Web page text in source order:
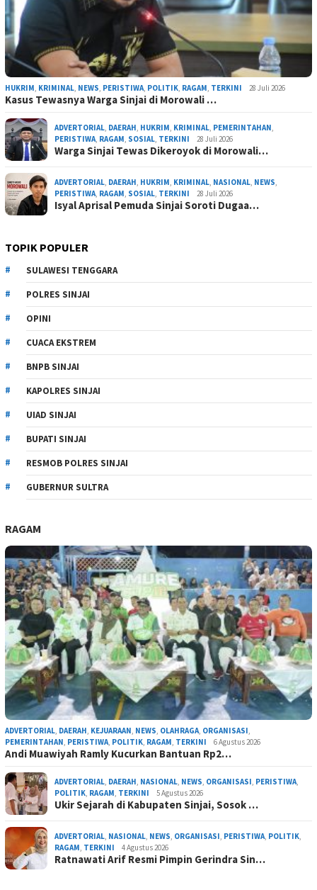
HUKRIM, KRIMINAL, NEWS, PERISTIWA, POLITIK, RAGAM, TERKINI 28 Juli 2026
Kasus Tewasnya Warga Sinjai di Morowali …
ADVERTORIAL, DAERAH, HUKRIM, KRIMINAL, PEMERINTAHAN,
PERISTIWA, RAGAM, SOSIAL, TERKINI 28 Juli 2026
Warga Sinjai Tewas Dikeroyok di Morowali…
ADVERTORIAL, DAERAH, HUKRIM, KRIMINAL, NASIONAL, NEWS,
PERISTIWA, RAGAM, SOSIAL, TERKINI 28 Juli 2026
Isyal Aprisal Pemuda Sinjai Soroti Dugaa…
TOPIK POPULER
SULAWESI TENGGARA
POLRES SINJAI
OPINI
CUACA EKSTREM
BNPB SINJAI
KAPOLRES SINJAI
UIAD SINJAI
BUPATI SINJAI
RESMOB POLRES SINJAI
GUBERNUR SULTRA
RAGAM
ADVERTORIAL, DAERAH, KEJUARAAN, NEWS, OLAHRAGA, ORGANISASI,
PEMERINTAHAN, PERISTIWA, POLITIK, RAGAM, TERKINI 6 Agustus 2026
Andi Muawiyah Ramly Kucurkan Bantuan Rp2…
ADVERTORIAL, DAERAH, NASIONAL, NEWS, ORGANISASI, PERISTIWA,
POLITIK, RAGAM, TERKINI 5 Agustus 2026
Ukir Sejarah di Kabupaten Sinjai, Sosok …
ADVERTORIAL, NASIONAL, NEWS, ORGANISASI, PERISTIWA, POLITIK,
RAGAM, TERKINI 4 Agustus 2026
Ratnawati Arif Resmi Pimpin Gerindra Sin…